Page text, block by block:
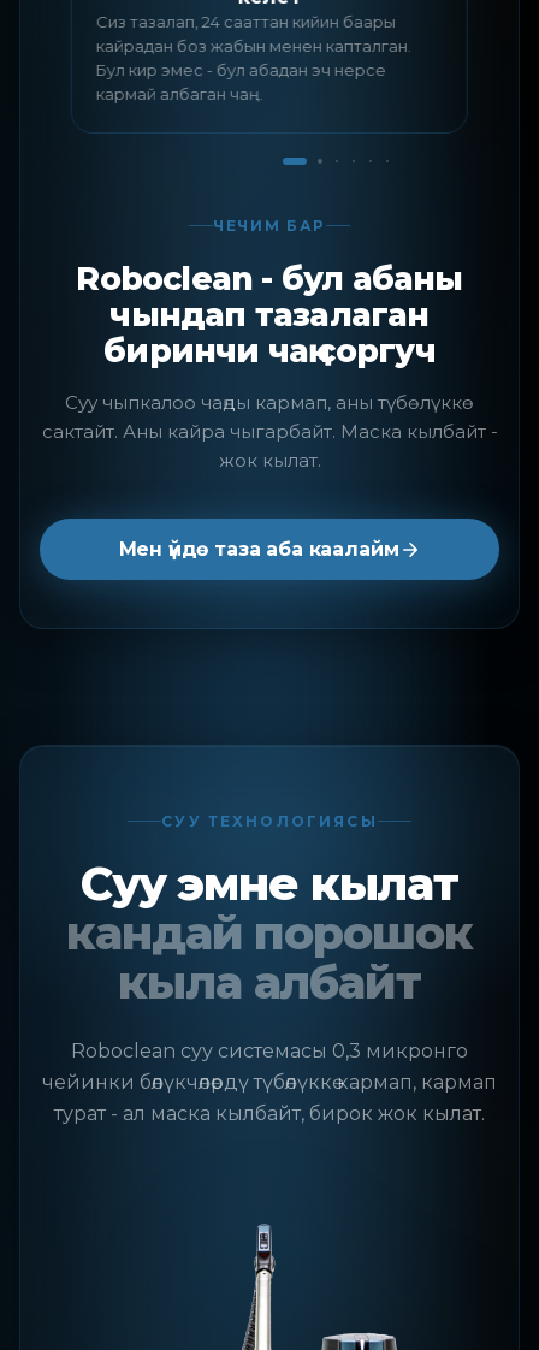
Сиз тазалап, 24 сааттан кийин баары
кайрадан боз жабын менен капталган.
Бул кир эмес - бул абадан эч нерсе
кармай албаган чаң.
ЧЕЧИМ БАР
Roboclean - бул абаны
чындап тазалаган
биринчи чаң соргуч
Суу чыпкалоо чаңды кармап, аны түбөлүккө
сактайт. Аны кайра чыгарбайт. Маска кылбайт -
жок кылат.
Мен үйдө таза аба каалайм
СУУ ТЕХНОЛОГИЯСЫ
Суу эмне кылат
кандай порошок
кыла албайт
Roboclean суу системасы 0,3 микронго
чейинки бөлүкчөлөрдү түбөлүккө кармап, кармап
турат - ал маска кылбайт, бирок жок кылат.